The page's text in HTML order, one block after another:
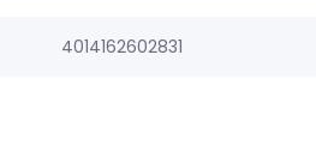
4014162602831